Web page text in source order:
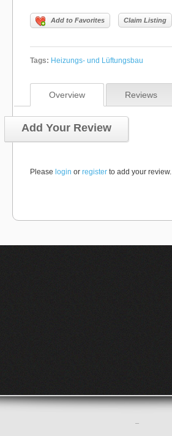
Add to Favorites Claim Listing
Tags: Heizungs- und Lüftungsbau
Overview Reviews
Add Your Review
Please login or register to add your review.
–